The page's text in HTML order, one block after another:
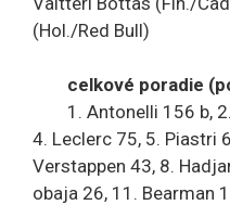
(Hol./Red Bull)
celkové poradie
1. Antonelli 156 b, 2.
4. Leclerc 75, 5. Piastri
Verstappen 43, 8.
obaja 26, 11. Bearman